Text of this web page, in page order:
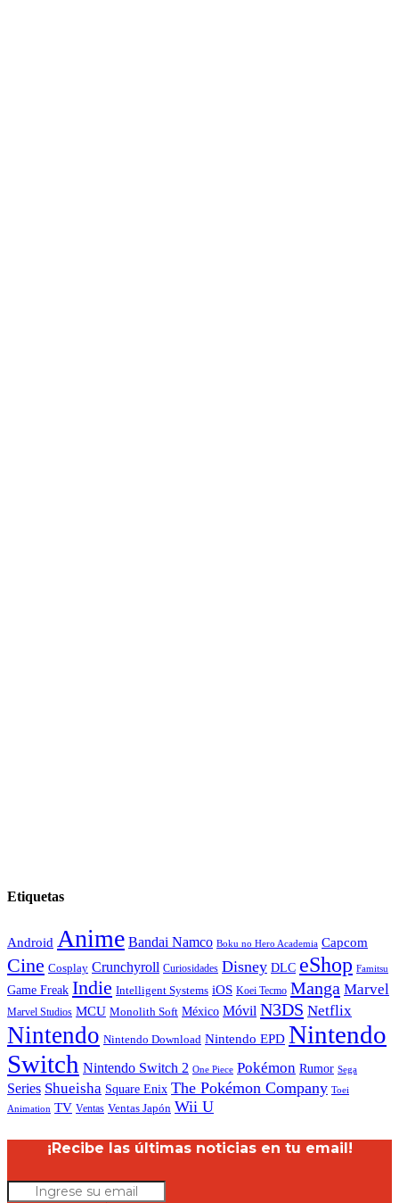
Etiquetas
Android Anime Bandai Namco Boku no Hero Academia Capcom
Cine Cosplay Crunchyroll Curiosidades Disney DLC eShop Famitsu
Game Freak Indie Intelligent Systems iOS Koei Tecmo Manga Marvel
Marvel Studios MCU Monolith Soft México Móvil N3DS Netflix
Nintendo Nintendo Download Nintendo EPD Nintendo
Switch Nintendo Switch 2 One Piece Pokémon Rumor Sega
Series Shueisha Square Enix The Pokémon Company Toei
Animation TV Ventas Ventas Japón Wii U
¡Recibe las últimas noticias en tu email!